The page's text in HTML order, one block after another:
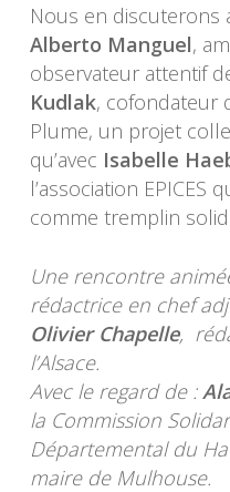
Nous en discuterons
Alberto Manguel,
observateur attentif
Kudlak, cofondateur
Plume, un projet
qu’avec Isabelle
l’association EPICES
comme tremplin
Une rencontre
rédactrice en chef
Olivier Chapelle,
l’Alsace.
Avec le regard de :
la Commission
Départemental du
maire de Mulhouse.